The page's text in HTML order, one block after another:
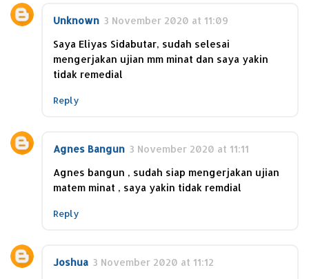
Unknown 3 November 2020 at 11:09
Saya Eliyas Sidabutar, sudah selesai
mengerjakan ujian mm minat dan saya yakin
tidak remedial
Reply
Agnes Bangun 3 November 2020 at 11:11
Agnes bangun , sudah siap mengerjakan ujian
matem minat , saya yakin tidak remdial
Reply
Joshua 3 November 2020 at 11:12